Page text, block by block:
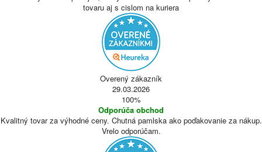
tovaru aj s cislom na kuriera
Overený zákazník
29.03.2026
100%
Odporúča obchod
Kvalitný tovar za výhodné ceny. Chutná pamlska ako poďakovanie za nákup.
Vrelo odporúčam.